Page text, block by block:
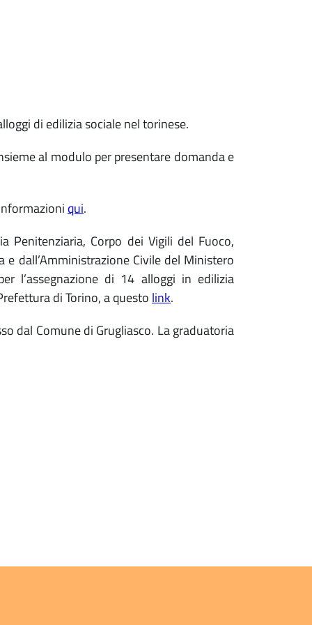
di edilizia sociale nel torinese.
al modulo per presentare domanda e
qui.
Penitenziaria, Corpo dei Vigili del Fuoco,
dall’Amministrazione Civile del Ministero
l’assegnazione di 14 alloggi in edilizia
di Torino, a questo link.
dal Comune di Grugliasco. La graduatoria